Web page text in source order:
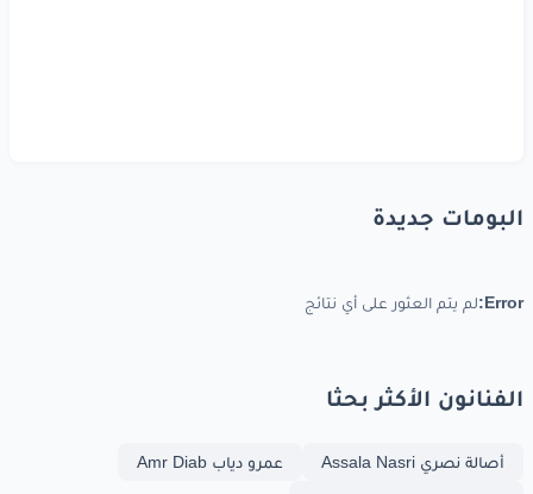
البومات جديدة
Error: لم يتم العثور على أي نتائج
الفنانون الأكثر بحثا
أصالة نصري Assala Nasri
عمرو دياب Amr Diab